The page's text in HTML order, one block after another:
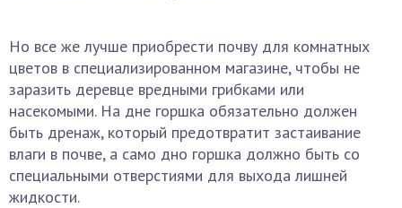
Но все же лучше приобрести почву для комнатных
цветов в специализированном магазине, чтобы не
заразить деревце вредными грибками или
насекомыми. На дне горшка обязательно должен
быть дренаж, который предотвратит застаивание
влаги в почве, а само дно горшка должно быть со
специальными отверстиями для выхода лишней
жидкости.